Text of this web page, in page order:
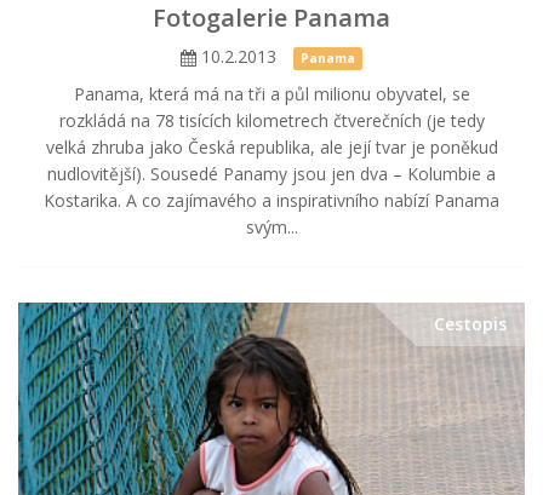
Fotogalerie Panama
10.2.2013 Panama
Panama, která má na tři a půl milionu obyvatel, se
rozkládá na 78 tisících kilometrech čtverečních (je tedy
velká zhruba jako Česká republika, ale její tvar je poněkud
nudlovitější). Sousedé Panamy jsou jen dva – Kolumbie a
Kostarika. A co zajímavého a inspirativního nabízí Panama
svým...
Cestopis